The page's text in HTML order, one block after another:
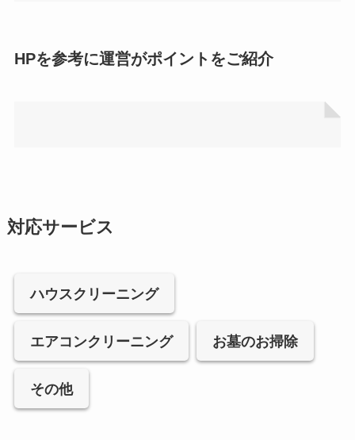
HPを参考に運営がポイントをご紹介
対応サービス
ハウスクリーニング
エアコンクリーニング お墓のお掃除
その他